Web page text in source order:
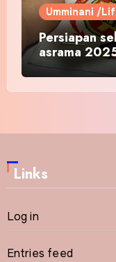
Umminani /
Persiapan
asrama
Links
Log in
Entries feed